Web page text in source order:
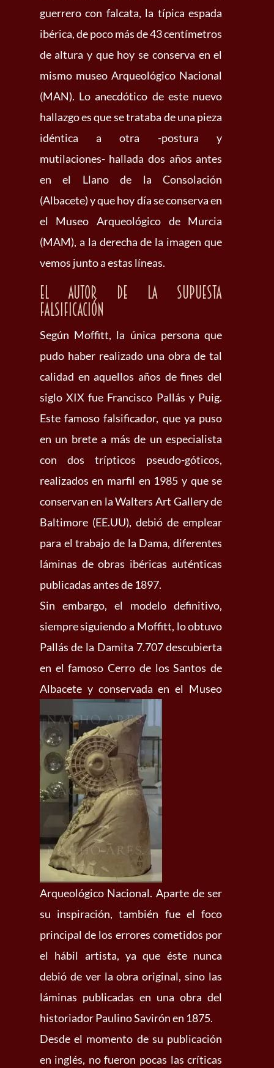
guerrero con falcata, la típica espada
ibérica, de poco más de 43 centímetros
de altura y que hoy se conserva en el
mismo museo Arqueológico Nacional
(MAN). Lo anecdótico de este nuevo
hallazgo es que se trataba de una pieza
idéntica a otra -postura y
mutilaciones- hallada dos años antes
en el Llano de la Consolación
(Albacete) y que hoy día se conserva en
el Museo Arqueológico de Murcia
(MAM), a la derecha de la imagen que
vemos junto a estas líneas.
El autor de la supuesta
falsificación
Según Moffitt, la única persona que
pudo haber realizado una obra de tal
calidad en aquellos años de fines del
siglo XIX fue Francisco Pallás y Puig.
Este famoso falsificador, que ya puso
en un brete a más de un especialista
con dos trípticos pseudo-góticos,
realizados en marfil en 1985 y que se
conservan en la Walters Art Gallery de
Baltimore (EE.UU), debió de emplear
para el trabajo de la Dama, diferentes
láminas de obras ibéricas auténticas
publicadas antes de 1897.
Sin embargo, el modelo definitivo,
siempre siguiendo a Moffitt, lo obtuvo
Pallás de la Damita 7.707 descubierta
en el famoso Cerro de los Santos de
Albacete y conservada en el Museo
Arqueológico Nacional. Aparte de ser
su inspiración, también fue el foco
principal de los errores cometidos por
el hábil artista, ya que éste nunca
debió de ver la obra original, sino las
láminas publicadas en una obra del
historiador Paulino Savirón en 1875.
Desde el momento de su publicación
en inglés, no fueron pocas las críticas